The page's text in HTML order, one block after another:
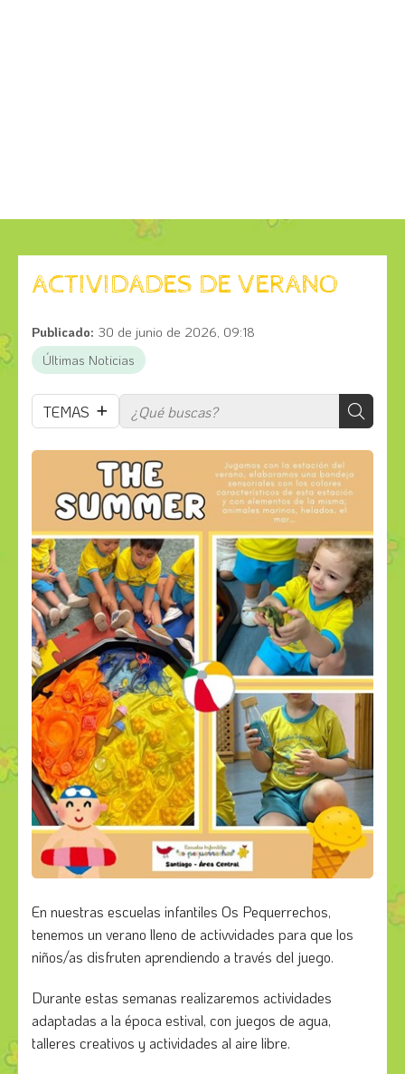
ACTIVIDADES DE VERANO
Publicado: 30 de junio de 2026, 09:18
Últimas Noticias
TEMAS
En nuestras escuelas infantiles Os Pequerrechos,
tenemos un verano lleno de activvidades para que los
niños/as disfruten aprendiendo a través del juego.
Durante estas semanas realizaremos actividades
adaptadas a la época estival, con juegos de agua,
talleres creativos y actividades al aire libre.